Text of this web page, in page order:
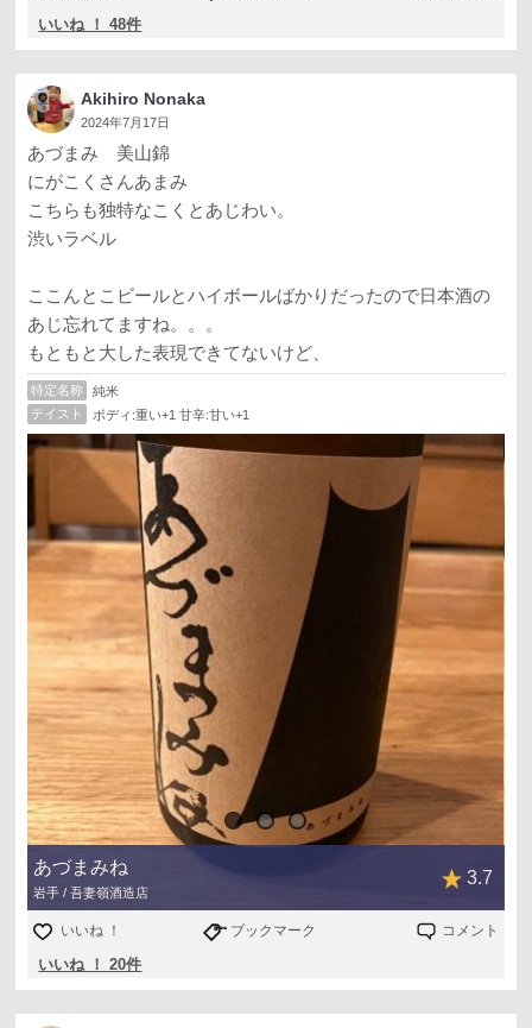
いいね ！ 48件
Akihiro Nonaka
2024年7月17日
あづまみ 美山錦
にがこくさんあまみ
こちらも独特なこくとあじわい。
渋いラベル
ここんとこビールとハイボールばかりだったので日本酒の
あじ忘れてますね。。。
もともと大した表現できてないけど、
特定名称
純米
テイスト
ボディ:重い+1 甘辛:甘い+1
あづまみね
岩手 / 吾妻嶺酒造店
3.7
いいね ！ ブックマーク コメント
いいね ！ 20件